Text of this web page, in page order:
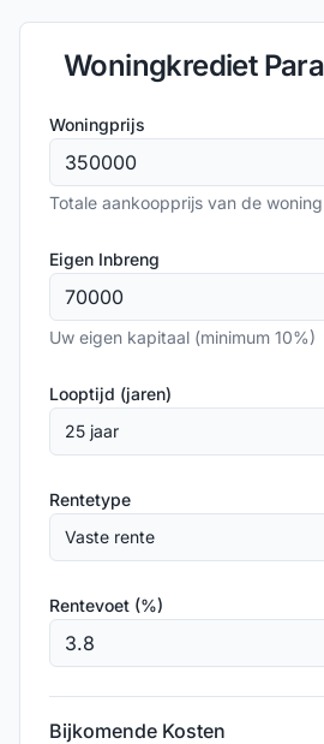
Woningkrediet
Woningprijs
Totale aankoopprijs van de woning
Eigen Inbreng
Uw eigen kapitaal (minimum 10%)
Looptijd (jaren)
25 jaar
Rentetype
Vaste rente
Rentevoet (%)
Bijkomende Kosten